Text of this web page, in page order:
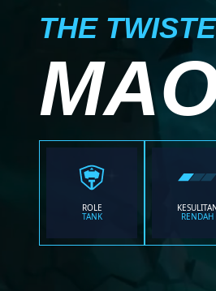
THE
ROLE
TANK RENDAH